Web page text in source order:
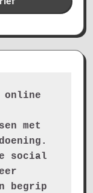
online
met
social
begrip